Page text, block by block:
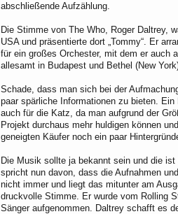
abschließende Aufzählung.
Die Stimme von The Who, Roger Daltrey,
USA und präsentierte dort „Tommy“. Er
für ein großes Orchester, mit dem er auch
allesamt in Budapest und Bethel (New
Schade, dass man sich bei der
paar spärliche Informationen zu bieten.
auch für die Katz, da man aufgrund der
Projekt durchaus mehr huldigen können
geneigten Käufer noch ein paar
Die Musik sollte ja bekannt sein und die
spricht nun davon, dass die Aufnahmen
nicht immer und liegt das mitunter am
druckvolle Stimme. Er wurde vom Rolling
Sänger aufgenommen. Daltrey schafft es